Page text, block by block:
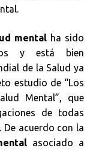
mental ha sido
y está bien
de la Salud ya
estudio de “Los
Mental”, que
de todas
De acuerdo con la
asociado a